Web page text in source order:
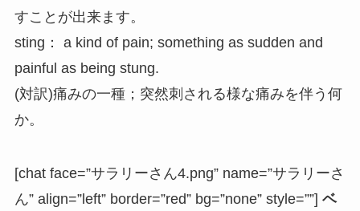
すことが出来ます。
sting： a kind of pain; something as sudden and
painful as being stung.
(対訳)痛みの一種；突然刺される様な痛みを伴う何
か。
[chat face=”サラリーさん4.png” name=”サラリーさ
ん” align=”left” border=”red” bg=”none” style=””] ベ